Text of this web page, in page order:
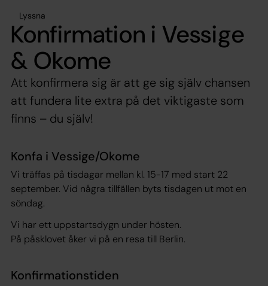
Lyssna
Konfirmation i Vessige
& Okome
Att konfirmera sig är att ge sig själv chansen
att fundera lite extra på det viktigaste som
finns – du själv!
Konfa i Vessige/Okome
Vi träffas på tisdagar mellan kl. 15-17 med start 22
september. Vid några tillfällen byts tisdagen ut mot en
söndag.
Vi har ett uppstartsdygn under hösten.
På påsklovet åker vi på en resa till Berlin.
Konfirmationstiden